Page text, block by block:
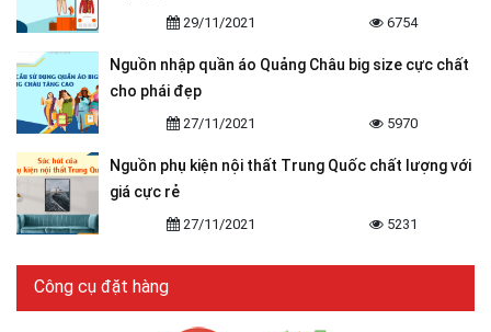
29/11/2021 6754
Nguồn nhập quần áo Quảng Châu big size cực chất
cho phái đẹp
27/11/2021 5970
Nguồn phụ kiện nội thất Trung Quốc chất lượng với
giá cực rẻ
27/11/2021 5231
Công cụ đặt hàng